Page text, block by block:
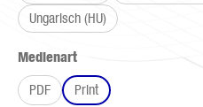
Ungarisch (HU)
Medienartauswählen
PDF
Print